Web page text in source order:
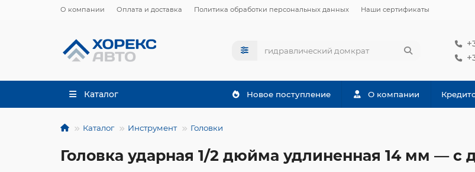
О компании Оплата и доставка Политика обработки персональных данных Наши сертификаты
Каталог Новое поступление О компании
Каталог Инструмент Головки
Головка ударная 1/2 дюйма удлиненная 14 мм — с